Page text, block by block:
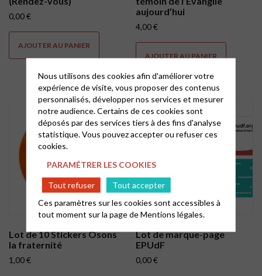
0,00€
AJOUTER AU PANIER
aujourd’hui
4,00€
AJOUTER AU PANIER
Lot de 10 Stickers Osons
la fraternité
1,00€
Lot de marque-page
EPUdF
0,00€
Nous utilisons des cookies afin d'améliorer votre
expérience de visite, vous proposer des contenus
personnalisés, développer nos services et mesurer
notre audience. Certains de ces cookies sont
déposés par des services tiers à des fins d'analyse
statistique. Vous pouvez accepter ou refuser ces
cookies.
PARAMÉTRER LES COOKIES
Tout refuser
Tout accepter
Ces paramètres sur les cookies sont accessibles à
tout moment sur la page deMentions légales.